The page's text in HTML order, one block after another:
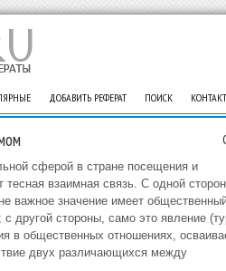
ДОБАВИТЬ РЕФЕРАТ ПОИСК
сферой в стране посещения и
тесная взаимная связь. С одной
важное значение имеет
другой стороны, само это явление
в общественных отношениях,
двух различающихся между